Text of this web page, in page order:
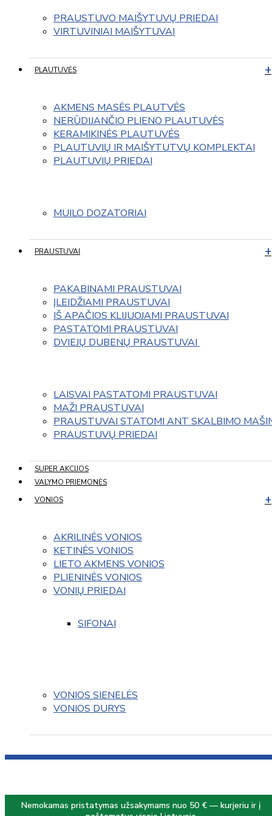
PRAUSTUVO MAIŠYTUVŲ PRIEDAI
VIRTUVINIAI MAIŠYTUVAI
PLAUTUVĖS
AKMENS MASĖS PLAUTVĖS
NERŪDIJANČIO PLIENO PLAUTUVĖS
KERAMIKINĖS PLAUTUVĖS
PLAUTUVIŲ IR MAIŠYTUTVŲ KOMPLEKTAI
PLAUTUVIŲ PRIEDAI
MUILO DOZATORIAI
PRAUSTUVAI
PAKABINAMI PRAUSTUVAI
ĮLEIDŽIAMI PRAUSTUVAI
IŠ APAČIOS KLIJUOJAMI PRAUSTUVAI
PASTATOMI PRAUSTUVAI
DVIEJŲ DUBENŲ PRAUSTUVAI
LAISVAI PASTATOMI PRAUSTUVAI
MAŽI PRAUSTUVAI
PRAUSTUVAI STATOMI ANT SKALBIMO
PRAUSTUVŲ PRIEDAI
SUPER AKCIJOS
VALYMO PRIEMONĖS
VONIOS
AKRILINĖS VONIOS
KETINĖS VONIOS
LIETO AKMENS VONIOS
PLIENINĖS VONIOS
VONIŲ PRIEDAI
SIFONAI
VONIOS SIENELĖS
VONIOS DURYS
Nemokamas pristatymas užsakymams nuo 50 € — kurjeriu ir į